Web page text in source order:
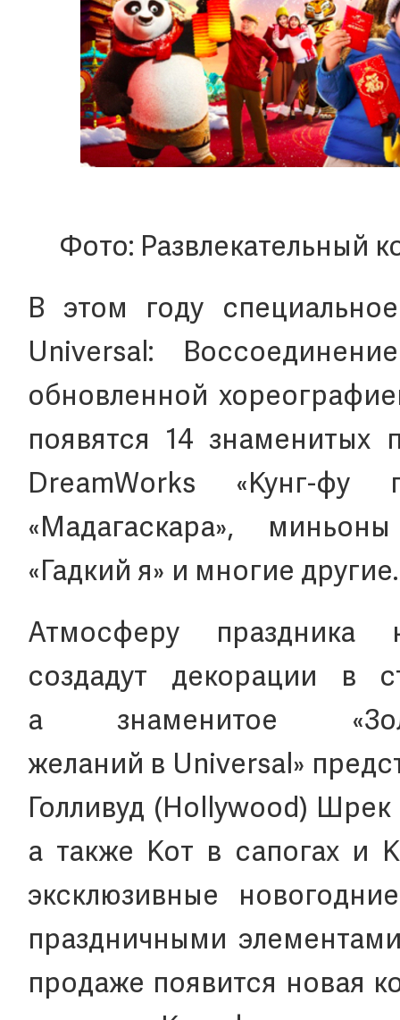
Фото: Развлекательный
В этом году
Universal:
обновленной
появятся 14 знаменитых
DreamWorks «Кунг-
«Мадагаскара»,
«Гадкий я» и многие другие.
Атмосферу праздника
создадут декорации в
а знаменитое
желаний в Universal»
Голливуд (Hollywood)
а также Кот в сапогах и
эксклюзивные
праздничными
продаже появится новая